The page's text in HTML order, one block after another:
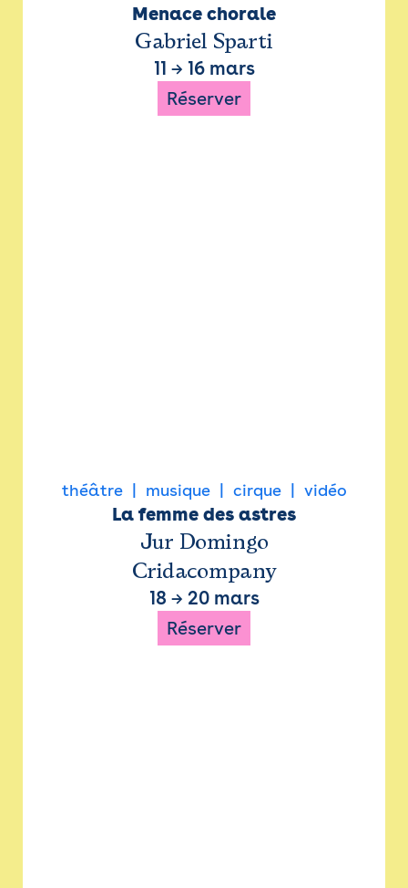
Menace chorale
Gabriel Sparti
11 → 16 mars
Réserver
théâtre musique cirque vidéo
La femme des astres
Jur Domingo
Cridacompany
18 → 20 mars
Réserver